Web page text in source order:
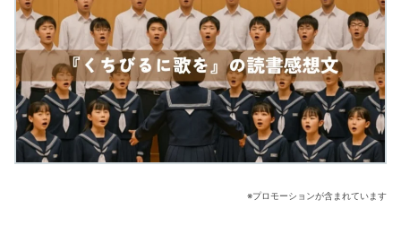
※プロモーションが含まれています